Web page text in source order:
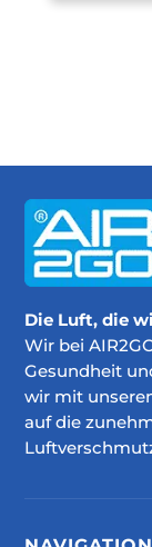
Die Luft, die
Wir bei
Gesundheit
wir mit
auf die